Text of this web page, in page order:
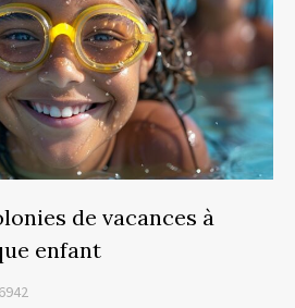
de vacances à
enfant